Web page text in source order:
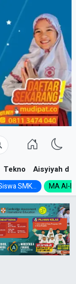
Tekno Aisyiyah dan
SMK... MA Al-